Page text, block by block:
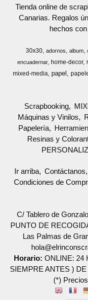
Tienda online de
Canarias. Regalos
hechos
30x30 adornos album
encuadernar
home-decor
mixed-media papel
Scrapbooking
Máquinas y Vinilos
Papelería
Resinas y
Ir arriba Contáctanos
Condiciones de
C/ Tablero de
PUNTO DE
Las Palmas de
Horario: ONLINE: 24
SIEMPRE ANTES )
(*)